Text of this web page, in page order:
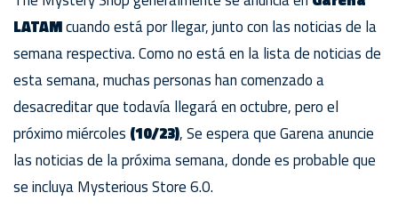
LATAMcuando está por llegar, junto con las noticias de la
semana respectiva. Como no está en la lista de noticias de
esta semana, muchas personas han comenzado a
desacreditar que todavía llegará en octubre, pero el
próximo miércoles (10/23), Se espera que Garena anuncie
las noticias de la próxima semana, donde es probable que
se incluya Mysterious Store 6.0.